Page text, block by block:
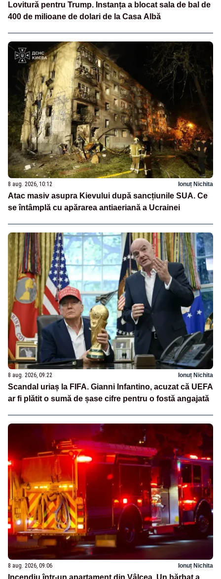
Lovitură pentru Trump. Instanța a blocat sala de bal de
400 de milioane de dolari de la Casa Albă
8 aug. 2026, 10:12 Ionuț Nichita
Atac masiv asupra Kievului după sancțiunile SUA. Ce
se întâmplă cu apărarea antiaeriană a Ucrainei
8 aug. 2026, 09:22 Ionuț Nichita
Scandal uriaș la FIFA. Gianni Infantino, acuzat că UEFA
ar fi plătit o sumă de șase cifre pentru o fostă angajată
8 aug. 2026, 09:06 Ionuț Nichita